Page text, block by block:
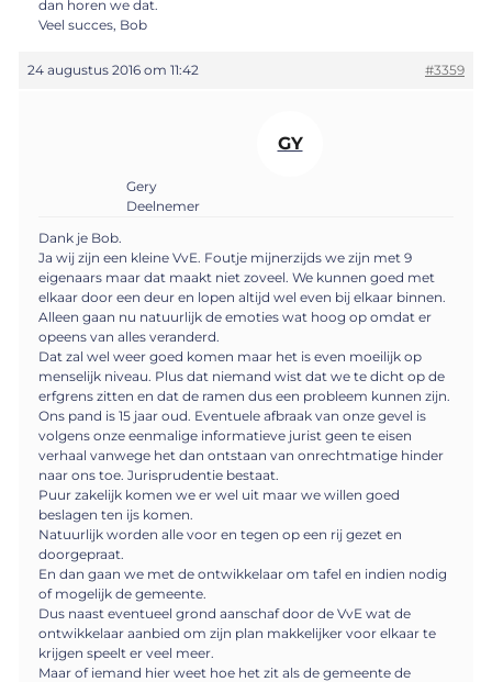
dan horen we dat.
Veel succes, Bob
24 augustus 2016 om 11:42 #3359
GY
Gery
Deelnemer
Dank je Bob.
Ja wij zijn een kleine VvE. Foutje mijnerzijds we zijn met 9
eigenaars maar dat maakt niet zoveel. We kunnen goed met
elkaar door een deur en lopen altijd wel even bij elkaar binnen.
Alleen gaan nu natuurlijk de emoties wat hoog op omdat er
opeens van alles veranderd.
Dat zal wel weer goed komen maar het is even moeilijk op
menselijk niveau. Plus dat niemand wist dat we te dicht op de
erfgrens zitten en dat de ramen dus een probleem kunnen zijn.
Ons pand is 15 jaar oud. Eventuele afbraak van onze gevel is
volgens onze eenmalige informatieve jurist geen te eisen
verhaal vanwege het dan ontstaan van onrechtmatige hinder
naar ons toe. Jurisprudentie bestaat.
Puur zakelijk komen we er wel uit maar we willen goed
beslagen ten ijs komen.
Natuurlijk worden alle voor en tegen op een rij gezet en
doorgepraat.
En dan gaan we met de ontwikkelaar om tafel en indien nodig
of mogelijk de gemeente.
Dus naast eventueel grond aanschaf door de VvE wat de
ontwikkelaar aanbied om zijn plan makkelijker voor elkaar te
krijgen speelt er veel meer.
Maar of iemand hier weet hoe het zit als de gemeente de